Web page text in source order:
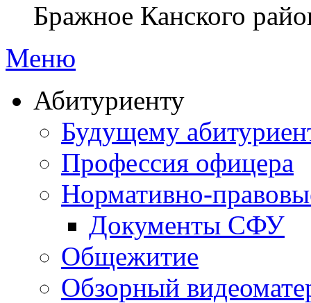
Бражное Канского
Меню
Абитуриенту
Будущему
Профессия офицера
Нормативно-
Документы СФУ
Общежитие
Обзорный